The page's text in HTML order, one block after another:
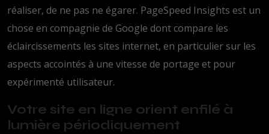
réaliser, de ne pas ne égarer. PageSpeed Insights est un
chose en compagnie de Google dont compare les
éclaircissements les sites internet, en particulier sur les
aspects accointés à une vitesse de portage et pour
expérimenté utilisateur.
Votre site en ligne orient enfilé à
lumière périodiquement